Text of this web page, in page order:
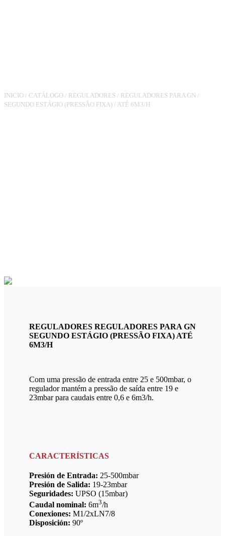
INICIO / CATÁLOGO / REGULADORES / REGULADORES PARA GN /
SEGUNDO ESTÁGIO (PRESSÃO FIXA) / ATÉ 6M3/H
REGULADORES REGULADORES PARA GN
SEGUNDO ESTÁGIO (PRESSÃO FIXA) ATÉ
6M3/H
Com uma pressão de entrada entre 25 e 500mbar, o
regulador mantém a pressão de saída entre 19 e
23mbar para caudais entre 0,6 e 6m3/h.
CARACTERÍSTICAS
Presión de Entrada: 25-500mbar
Presión de Salida: 19-23mbar
Seguridades: UPSO (15mbar)
Caudal nominal: 6m3/h
Conexiones: M1/2xLN7/8
Disposición: 90º